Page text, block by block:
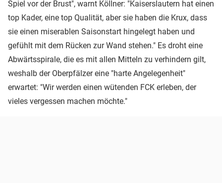
Spiel vor der Brust", warnt Köllner: "Kaiserslautern hat einen
top Kader, eine top Qualität, aber sie haben die Krux, dass
sie einen miserablen Saisonstart hingelegt haben und
gefühlt mit dem Rücken zur Wand stehen." Es droht eine
Abwärtsspirale, die es mit allen Mitteln zu verhindern gilt,
weshalb der Oberpfälzer eine "harte Angelegenheit"
erwartet: "Wir werden einen wütenden FCK erleben, der
vieles vergessen machen möchte."